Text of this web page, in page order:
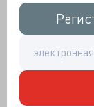
смертности не
от
отчаиваемся,
средняя
73,4 года,